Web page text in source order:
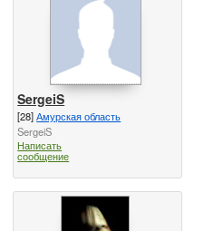
SergeiS
[28]Амурская область
SergeiS
Написать
сообщение